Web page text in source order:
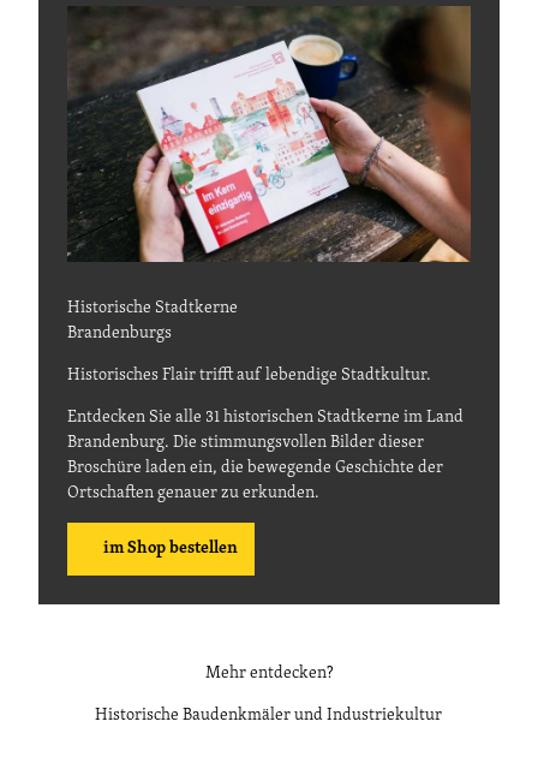
Historische Stadtkerne
Brandenburgs
Historisches Flair trifft auf lebendige Stadtkultur.
Entdecken Sie alle 31 historischen Stadtkerne im Land
Brandenburg. Die stimmungsvollen Bilder dieser
Broschüre laden ein, die bewegende Geschichte der
Ortschaften genauer zu erkunden.
im Shop bestellen
Mehr entdecken?
Historische Baudenkmäler und Industriekultur